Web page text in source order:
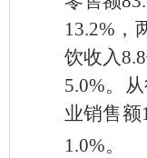
13.2% ，
饮收入8.8
5.0%。
业销售额
1.0%。